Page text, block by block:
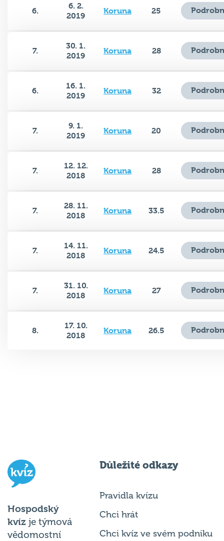
6.
6. 2.
2019
Koruna 25
7.
30. 1.
2019
Koruna 28
6.
16. 1.
2019
Koruna 32
7.
9. 1.
2019
Koruna 20
7.
12. 12.
2018
Koruna 28
7.
28. 11.
2018
Koruna 33.5
7.
14. 11.
2018
Koruna 24.5
7.
31. 10.
2018
Koruna 27
8.
17. 10.
2018
Koruna 26.5
Hospodský
kvíz je týmová
vědomostní
Důležité odkazy
Pravidla kvízu
Chci hrát
Chci kvíz ve svém podniku